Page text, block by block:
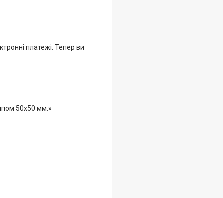
платежі. Тепер ви
50х50 мм.»